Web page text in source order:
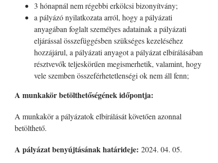
3 hónapnál nem régebbi erkölcsi bizonyítvány;
a pályázó nyilatkozata arról, hogy a pályázati
anyagában foglalt személyes adatainak a pályázati
eljárással összefüggésben szükséges kezeléséhez
hozzájárul, a pályázati anyagot a pályázat elbírálásában
résztvevők teljeskörűen megismerhetik, valamint, hogy
vele szemben összeférhetetlenségi ok nem áll fenn;
A munkakör betölthetőségének időpontja:
A munkakör a pályázatok elbírálását követően azonnal
betölthető.
A pályázat benyújtásának határideje: 2024. 04. 05.